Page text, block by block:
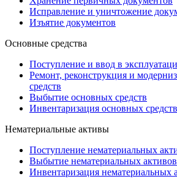
Исправление и уничтожение
Изъятие документов
Основные средства
Поступление и ввод в
Ремонт, реконструкция и
средств
Выбытие основных средств
Инвентаризация основных средств
Нематериальные активы
Поступление нематериальных
Выбытие нематериальных активов
Инвентаризация нематериальных